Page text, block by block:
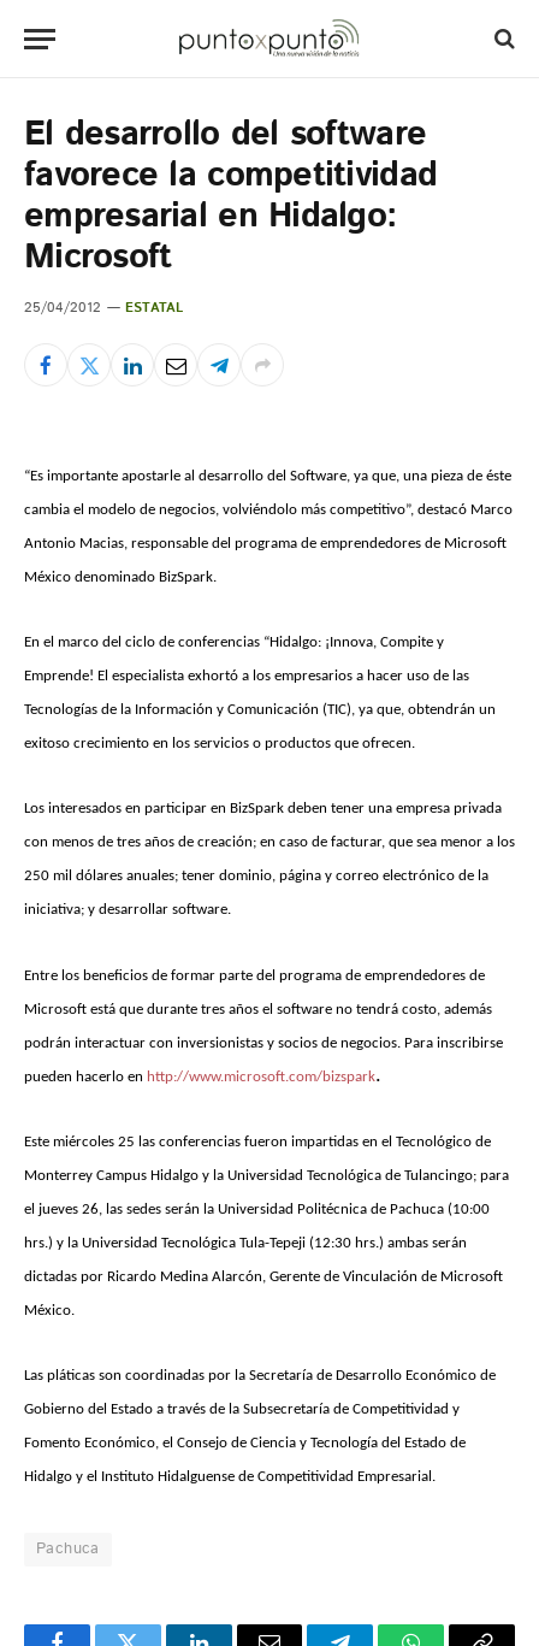
El desarrollo del software
favorece la competitividad
empresarial en Hidalgo:
Microsoft
25/04/2012 ESTATAL
“Es importante apostarle al desarrollo del Software, ya que, una pieza de éste
cambia el modelo de negocios, volviéndolo más competitivo”, destacó Marco
Antonio Macias, responsable del programa de emprendedores de Microsoft
México denominado BizSpark.
En el marco del ciclo de conferencias “Hidalgo: ¡Innova, Compite y
Emprende! El especialista exhortó a los empresarios a hacer uso de las
Tecnologías de la Información y Comunicación (TIC), ya que, obtendrán un
exitoso crecimiento en los servicios o productos que ofrecen.
Los interesados en participar en BizSpark deben tener una empresa privada
con menos de tres años de creación; en caso de facturar, que sea menor a los
250 mil dólares anuales; tener dominio, página y correo electrónico de la
iniciativa; y desarrollar software.
Entre los beneficios de formar parte del programa de emprendedores de
Microsoft está que durante tres años el software no tendrá costo, además
podrán interactuar con inversionistas y socios de negocios. Para inscribirse
pueden hacerlo en http://www.microsoft.com/bizspark.
Este miércoles 25 las conferencias fueron impartidas en el Tecnológico de
Monterrey Campus Hidalgo y la Universidad Tecnológica de Tulancingo; para
el jueves 26, las sedes serán la Universidad Politécnica de Pachuca (10:00
hrs.) y la Universidad Tecnológica Tula-Tepeji (12:30 hrs.) ambas serán
dictadas por Ricardo Medina Alarcón, Gerente de Vinculación de Microsoft
México.
Las pláticas son coordinadas por la Secretaría de Desarrollo Económico de
Gobierno del Estado a través de la Subsecretaría de Competitividad y
Fomento Económico, el Consejo de Ciencia y Tecnología del Estado de
Hidalgo y el Instituto Hidalguense de Competitividad Empresarial.
Pachuca